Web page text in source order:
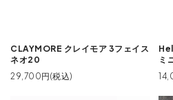
CLAYMORE クレイモア 3フェイス
ネオ20
29,700円(税込)
ミ